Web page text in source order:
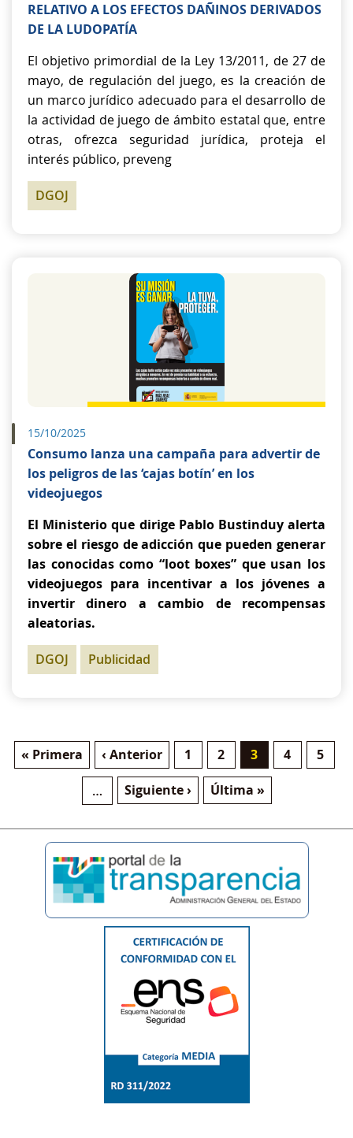
RELATIVO A LOS EFECTOS DAÑINOS DERIVADOS
DE LA LUDOPATÍA
El objetivo primordial de la Ley 13/2011, de 27 de
mayo, de regulación del juego, es la creación de
un marco jurídico adecuado para el desarrollo de
la actividad de juego de ámbito estatal que, entre
otras, ofrezca seguridad jurídica, proteja el
interés público, preveng
DGOJ
15/10/2025
Consumo lanza una campaña para advertir de
los peligros de las ‘cajas botín’ en los
videojuegos
El Ministerio que dirige Pablo Bustinduy alerta
sobre el riesgo de adicción que pueden generar
las conocidas como “loot boxes” que usan los
videojuegos para incentivar a los jóvenes a
invertir dinero a cambio de recompensas
aleatorias.
DGOJ Publicidad
Primera página
« Primera Página anterior
‹ Anterior Página
1 Página
2 Página actual
3 Página
4 5
… Siguiente página
Siguiente › Última página
Última »